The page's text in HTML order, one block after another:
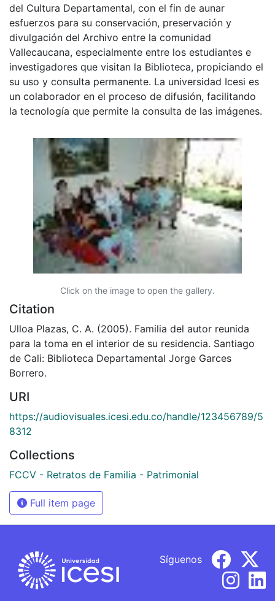
del Cultura Departamental, con el fin de aunar
esfuerzos para su conservación, preservación y
divulgación del Archivo entre la comunidad
Vallecaucana, especialmente entre los estudiantes e
investigadores que visitan la Biblioteca, propiciando el
su uso y consulta permanente. La universidad Icesi es
un colaborador en el proceso de difusión, facilitando
la tecnología que permite la consulta de las imágenes.
Click on the image to open the gallery.
Citation
Ulloa Plazas, C. A. (2005). Familia del autor reunida
para la toma en el interior de su residencia. Santiago
de Cali: Biblioteca Departamental Jorge Garces
Borrero.
URI
https://audiovisuales.icesi.edu.co/handle/123456789/5
8312
Collections
FCCV - Retratos de Familia - Patrimonial
Full item page
Síguenos